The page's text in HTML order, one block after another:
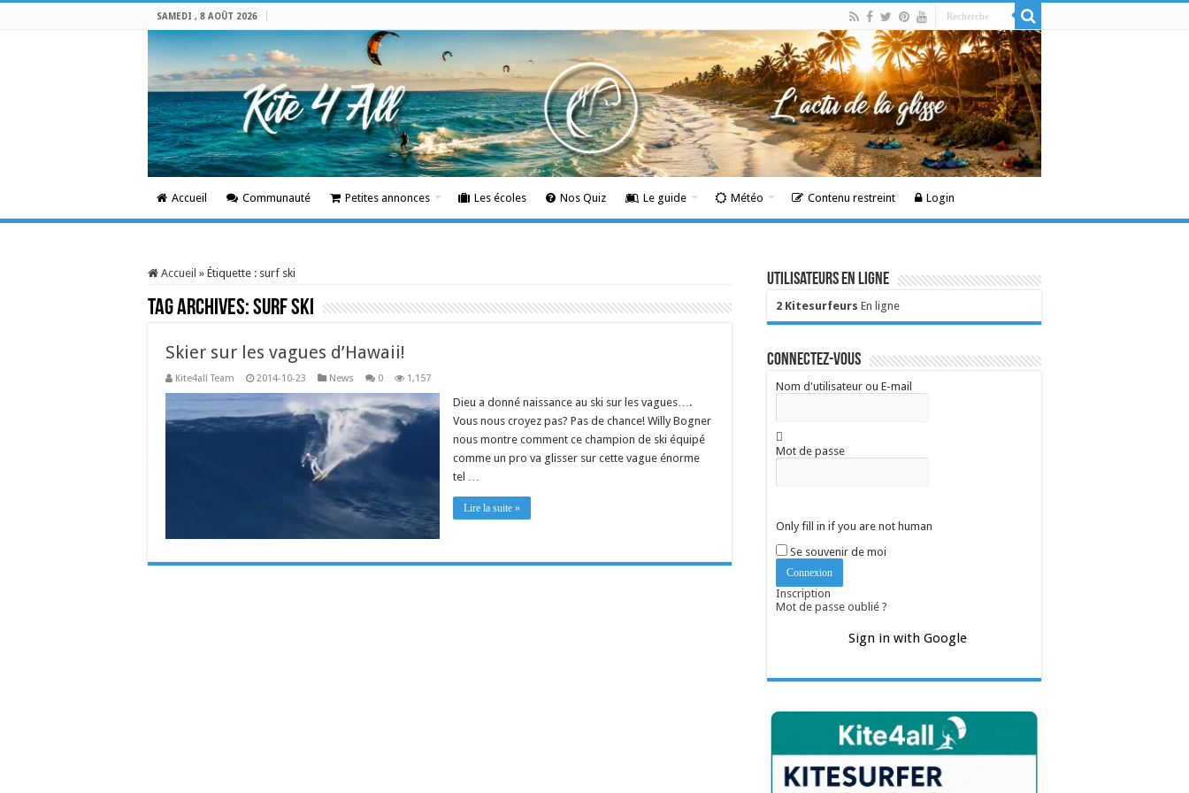
SAMEDI , 8 AOÛT 2026
Accueil Communauté Petites annonces Les écoles Nos Quiz Le guide Météo Contenu restreint Login
Accueil » Étiquette : surf ski
Tag Archives:surf ski
Skier sur les vagues d’Hawaii!
Kite4all Team 2014-10-23 News 0 1,157
Dieu a donné naissance au ski sur les vagues….
Vous nous croyez pas? Pas de chance! Willy Bogner
nous montre comment ce champion de ski équipé
comme un pro va glisser sur cette vague énorme
tel …
Lire la suite »
Utilisateurs en ligne
2 Kitesurfeurs En ligne
Connectez-vous
Nom d'utilisateur ou E-mail
Mot de passe
Only fill in if you are not human
Se souvenir de moi
Inscription
Mot de passe oublié ?
Sign in with Google